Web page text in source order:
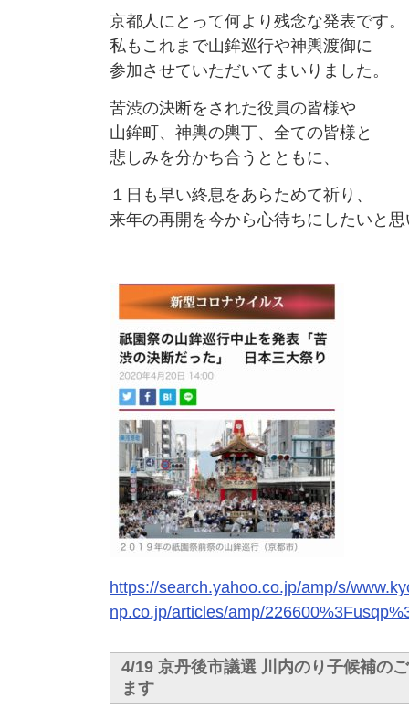
京都人にとって何より残念な発表です。
私もこれまで山鉾巡行や神輿渡御に
参加させていただいてまいりました。
苦渋の決断をされた役員の皆様や
山鉾町、神輿の輿丁、全ての皆様と
悲しみを分かち合うとともに、
１日も早い終息をあらためて祈り、
来年の再開を今から心待ちにしたいと
https://search.yahoo.co.jp/amp/s/
np.co.jp/articles/amp/
4/19 京丹後市議選 川内のり子候補の
ます